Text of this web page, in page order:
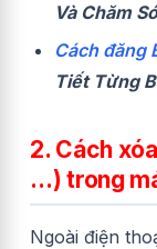
Và Chăm
Cách đăng
Tiết Từng
2. Cách
…) trong
Ngoài điện